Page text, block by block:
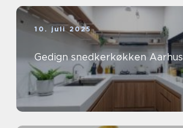
10. juli 2025
Gedign snedkerkøkken Aarhus